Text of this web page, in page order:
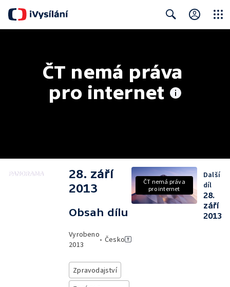
ČT nemá práva
pro internet
28. září
2013
Obsah dílu
Vyrobeno
2013
• Česko
Zpravodajství
ČT nemá práva
pro internet
Další
díl
28.
září
2013